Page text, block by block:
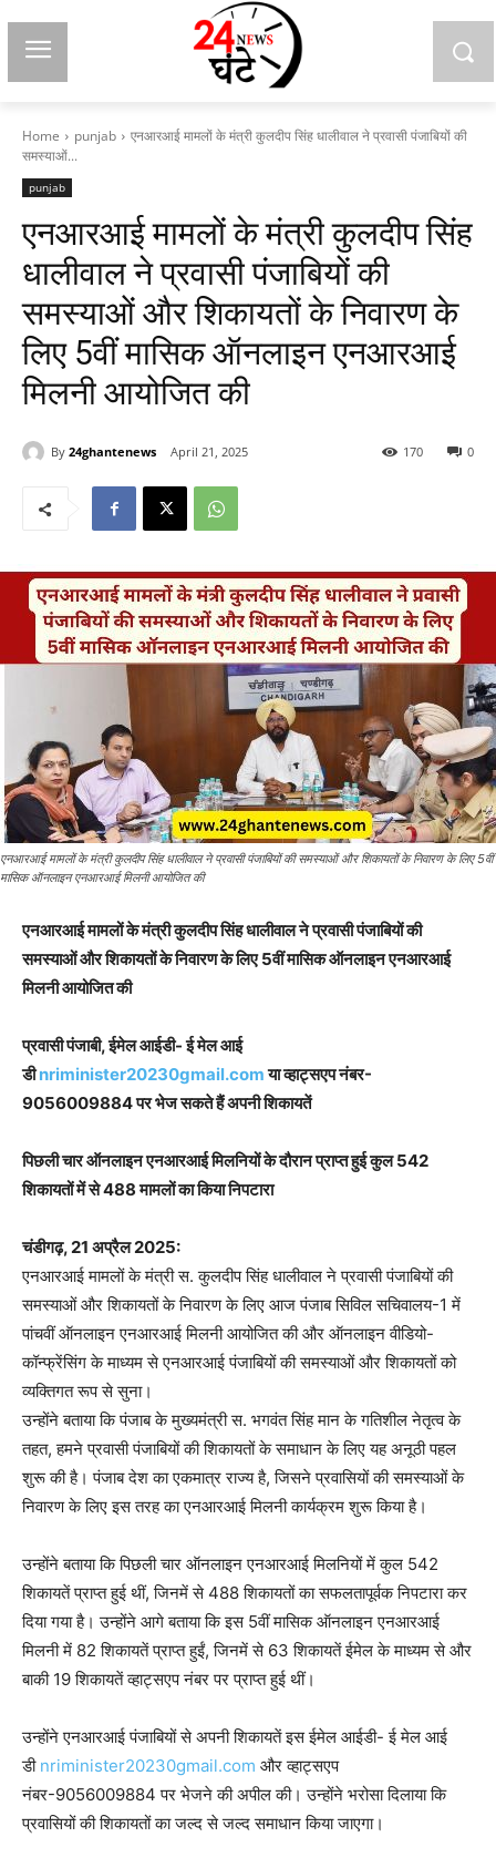
Home punjab
एनआरआई मामलों के मंत्री कुलदीप सिंह धालीवाल ने प्रवासी पंजाबियों की
समस्याओं...
punjab
एनआरआई मामलों के मंत्री कुलदीप सिंह
धालीवाल ने प्रवासी पंजाबियों की
समस्याओं और शिकायतों के निवारण के
लिए 5वीं मासिक ऑनलाइन एनआरआई
मिलनी आयोजित की
By 24ghantenews April 21, 2025 0
170
एनआरआई मामलों के मंत्री कुलदीप सिंह धालीवाल ने प्रवासी पंजाबियों की समस्याओं और शिकायतों के निवारण के लिए 5वीं
मासिक ऑनलाइन एनआरआई मिलनी आयोजित की
एनआरआई मामलों के मंत्री कुलदीप सिंह धालीवाल ने प्रवासी पंजाबियों की
समस्याओं और शिकायतों के निवारण के लिए 5वीं मासिक ऑनलाइन एनआरआई
मिलनी आयोजित की
प्रवासी पंजाबी, ईमेल आईडी- ई मेल आई
डीnriminister20230gmail.comया व्हाट्सएप नंबर-
9056009884 पर भेज सकते हैं अपनी शिकायतें
पिछली चार ऑनलाइन एनआरआई मिलनियों के दौरान प्राप्त हुई कुल 542
शिकायतों में से 488 मामलों का किया निपटारा
चंडीगढ़, 21 अप्रैल 2025:
एनआरआई मामलों के मंत्री स. कुलदीप सिंह धालीवाल ने प्रवासी पंजाबियों की
समस्याओं और शिकायतों के निवारण के लिए आज पंजाब सिविल सचिवालय-1 में
पांचवीं ऑनलाइन एनआरआई मिलनी आयोजित की और ऑनलाइन वीडियो-
कॉन्फ्रेंसिंग के माध्यम से एनआरआई पंजाबियों की समस्याओं और शिकायतों को
व्यक्तिगत रूप से सुना।
उन्होंने बताया कि पंजाब के मुख्यमंत्री स. भगवंत सिंह मान के गतिशील नेतृत्व के
तहत, हमने प्रवासी पंजाबियों की शिकायतों के समाधान के लिए यह अनूठी पहल
शुरू की है। पंजाब देश का एकमात्र राज्य है, जिसने प्रवासियों की समस्याओं के
निवारण के लिए इस तरह का एनआरआई मिलनी कार्यक्रम शुरू किया है।
उन्होंने बताया कि पिछली चार ऑनलाइन एनआरआई मिलनियों में कुल 542
शिकायतें प्राप्त हुई थीं, जिनमें से 488 शिकायतों का सफलतापूर्वक निपटारा कर
दिया गया है। उन्होंने आगे बताया कि इस 5वीं मासिक ऑनलाइन एनआरआई
मिलनी में 82 शिकायतें प्राप्त हुईं, जिनमें से 63 शिकायतें ईमेल के माध्यम से और
बाकी 19 शिकायतें व्हाट्सएप नंबर पर प्राप्त हुई थीं।
उन्होंने एनआरआई पंजाबियों से अपनी शिकायतें इस ईमेल आईडी- ई मेल आई
डी nriminister20230gmail.com और व्हाट्सएप
नंबर-9056009884 पर भेजने की अपील की। उन्होंने भरोसा दिलाया कि
प्रवासियों की शिकायतों का जल्द से जल्द समाधान किया जाएगा।